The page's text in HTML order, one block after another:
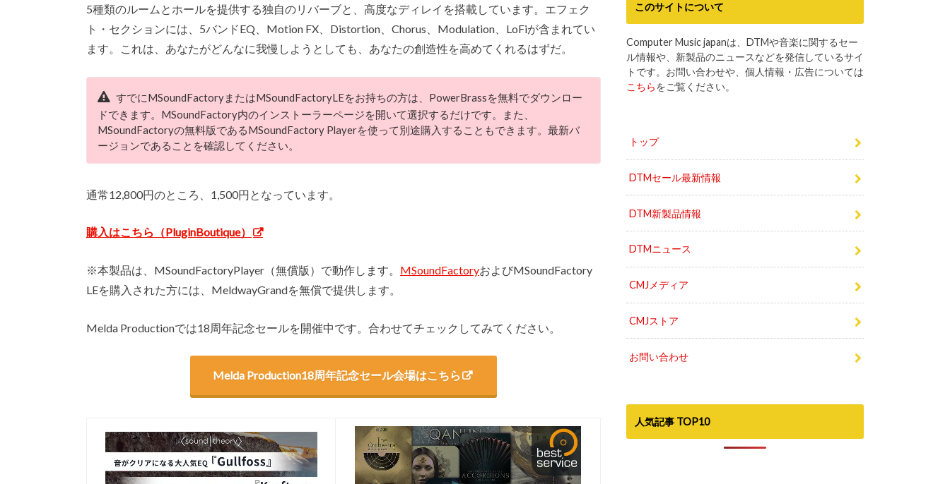
5種類のルームとホールを提供する独自のリバーブと、高度なディレイを搭載しています。エフェク
ト・セクションには、5バンドEQ、Motion FX、Distortion、Chorus、Modulation、LoFiが含まれてい
ます。これは、あなたがどんなに我慢しようとしても、あなたの創造性を高めてくれるはずだ。
すでにMSoundFactoryまたはMSoundFactoryLEをお持ちの方は、PowerBrassを無料でダウンロー
ドできます。MSoundFactory内のインストーラーページを開いて選択するだけです。また、
MSoundFactoryの無料版であるMSoundFactory Playerを使って別途購入することもできます。最新バ
ージョンであることを確認してください。
通常12,800円のところ、1,500円となっています。
購入はこちら（PluginBoutique）
※本製品は、MSoundFactoryPlayer（無償版）で動作します。 MSoundFactoryおよびMSoundFactory
LEを購入された方には、MeldwayGrandを無償で提供します。
Melda Productionでは18周年記念セールを開催中です。合わせてチェックしてみてください。
Melda Production18周年記念セール会場はこちら
このサイトについて
Computer Music japanは、DTMや音楽に関するセー
ル情報や、新製品のニュースなどを発信しているサイ
トです。お問い合わせや、個人情報・広告については
こちらをご覧ください。
トップ
DTMセール最新情報
DTM新製品情報
DTMニュース
CMJメディア
CMJストア
お問い合わせ
人気記事 TOP10